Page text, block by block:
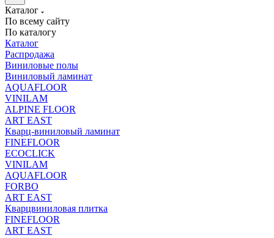
Каталог
По всему сайту
По каталогу
Каталог
Распродажа
Виниловые полы
Виниловый ламинат
AQUAFLOOR
VINILAM
ALPINE FLOOR
ART EAST
Кварц-виниловый ламинат
FINEFLOOR
ECOCLICK
VINILAM
AQUAFLOOR
FORBO
ART EAST
Кварцвиниловая плитка
FINEFLOOR
ART EAST